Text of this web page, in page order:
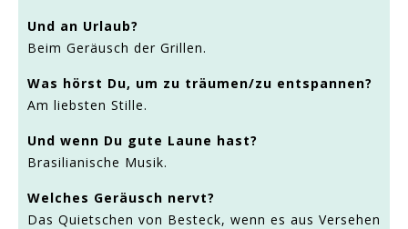
Und an Urlaub?
Beim Geräusch der Grillen.
Was hörst Du, um zu träumen/zu entspannen?
Am liebsten Stille.
Und wenn Du gute Laune hast?
Brasilianische Musik.
Welches Geräusch nervt?
Das Quietschen von Besteck, wenn es aus Versehen